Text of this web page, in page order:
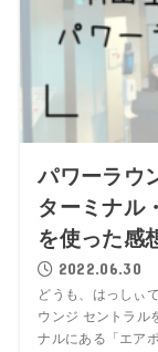
パワーラウ
ターミナル
を使った感
2022.06.30
どうも、はっしぃ
ウンジ セントラル
ナルにある「エア